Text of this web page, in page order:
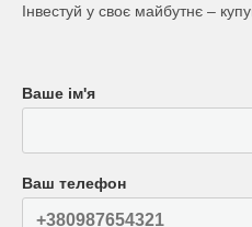
Інвестуй у своє майбутнє –
Ваше ім'я
Ваш телефон